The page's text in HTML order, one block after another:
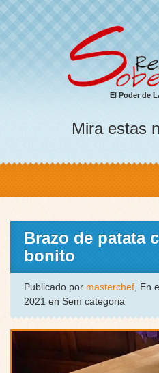
El Poder de
Mira estas
Brazo de patata
bonito
Publicado por masterchef, En
2021 en Sem categoria